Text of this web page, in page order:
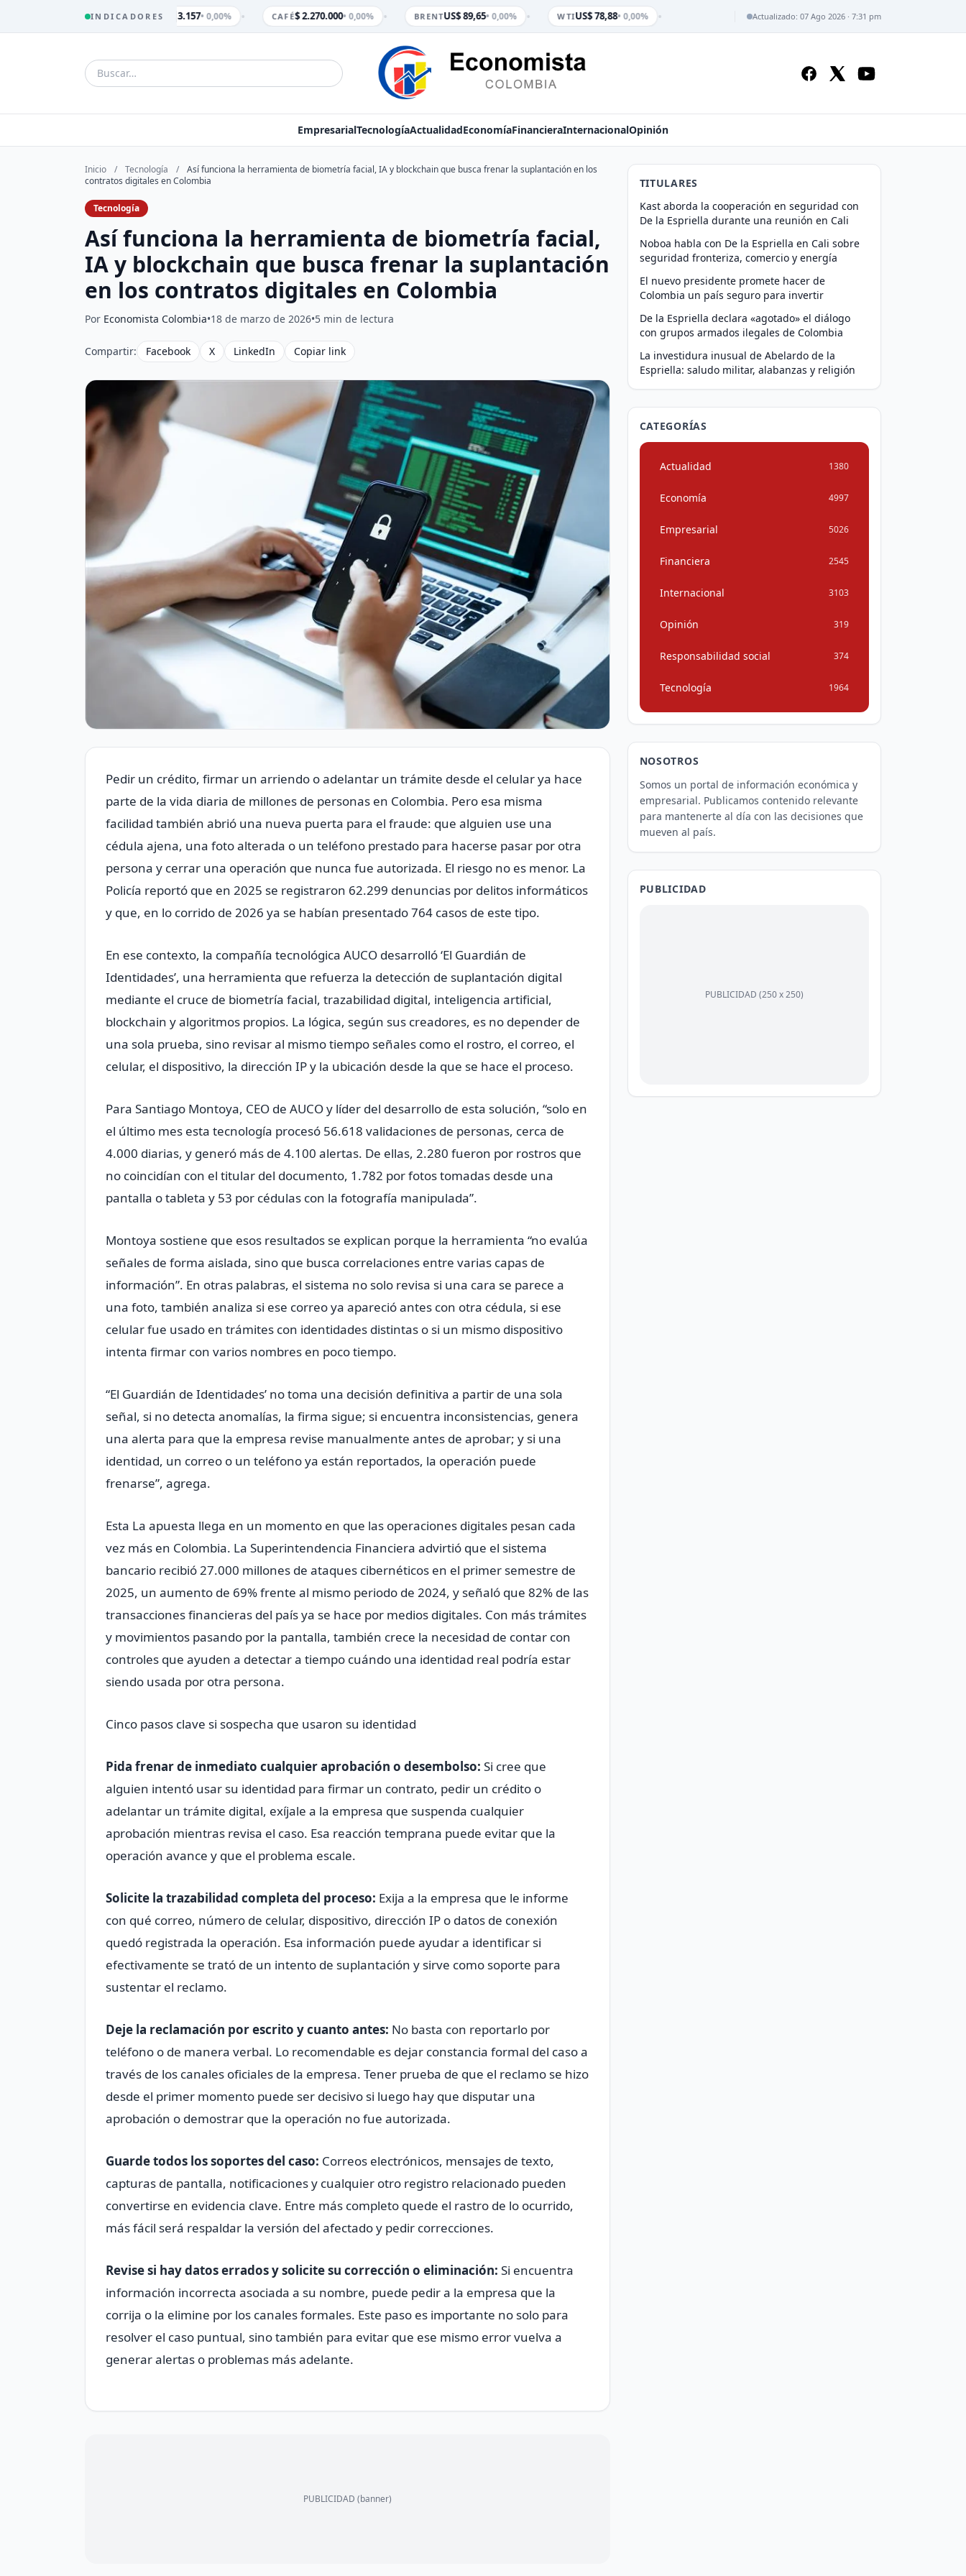
INDICADORES
TRM $ 3.157• 0,00% CAFÉ$ 2.270.000• 0,00% BRENTUS$ 89,65• 0,00% WTIUS$ 78,88• 0,00% Actualizado: 07 Ago 2026 · 7:31 pm
EmpresarialTecnologíaActualidadEconomíaFinancieraInternacionalOpinión
Inicio / Tecnología /
Así funciona la herramienta de biometría facial, IA y blockchain que busca frenar la suplantación en los
contratos digitales en Colombia
Tecnología
Así funciona la herramienta de biometría facial,
IA y blockchain que busca frenar la suplantación
en los contratos digitales en Colombia
Por Economista Colombia•18 de marzo de 2026•5 min de lectura
Compartir: Facebook X LinkedIn Copiar link
Pedir un crédito, firmar un arriendo o adelantar un trámite desde el celular ya hace
parte de la vida diaria de millones de personas en Colombia. Pero esa misma
facilidad también abrió una nueva puerta para el fraude: que alguien use una
cédula ajena, una foto alterada o un teléfono prestado para hacerse pasar por otra
persona y cerrar una operación que nunca fue autorizada. El riesgo no es menor. La
Policía reportó que en 2025 se registraron 62.299 denuncias por delitos informáticos
y que, en lo corrido de 2026 ya se habían presentado 764 casos de este tipo.
En ese contexto, la compañía tecnológica AUCO desarrolló ‘El Guardián de
Identidades’, una herramienta que refuerza la detección de suplantación digital
mediante el cruce de biometría facial, trazabilidad digital, inteligencia artificial,
blockchain y algoritmos propios. La lógica, según sus creadores, es no depender de
una sola prueba, sino revisar al mismo tiempo señales como el rostro, el correo, el
celular, el dispositivo, la dirección IP y la ubicación desde la que se hace el proceso.
Para Santiago Montoya, CEO de AUCO y líder del desarrollo de esta solución, “solo en
el último mes esta tecnología procesó 56.618 validaciones de personas, cerca de
4.000 diarias, y generó más de 4.100 alertas. De ellas, 2.280 fueron por rostros que
no coincidían con el titular del documento, 1.782 por fotos tomadas desde una
pantalla o tableta y 53 por cédulas con la fotografía manipulada”.
Montoya sostiene que esos resultados se explican porque la herramienta “no evalúa
señales de forma aislada, sino que busca correlaciones entre varias capas de
información”. En otras palabras, el sistema no solo revisa si una cara se parece a
una foto, también analiza si ese correo ya apareció antes con otra cédula, si ese
celular fue usado en trámites con identidades distintas o si un mismo dispositivo
intenta firmar con varios nombres en poco tiempo.
“El Guardián de Identidades’ no toma una decisión definitiva a partir de una sola
señal, si no detecta anomalías, la firma sigue; si encuentra inconsistencias, genera
una alerta para que la empresa revise manualmente antes de aprobar; y si una
identidad, un correo o un teléfono ya están reportados, la operación puede
frenarse”, agrega.
Esta La apuesta llega en un momento en que las operaciones digitales pesan cada
vez más en Colombia. La Superintendencia Financiera advirtió que el sistema
bancario recibió 27.000 millones de ataques cibernéticos en el primer semestre de
2025, un aumento de 69% frente al mismo periodo de 2024, y señaló que 82% de las
transacciones financieras del país ya se hace por medios digitales. Con más trámites
y movimientos pasando por la pantalla, también crece la necesidad de contar con
controles que ayuden a detectar a tiempo cuándo una identidad real podría estar
siendo usada por otra persona.
Cinco pasos clave si sospecha que usaron su identidad
Pida frenar de inmediato cualquier aprobación o desembolso: Si cree que
alguien intentó usar su identidad para firmar un contrato, pedir un crédito o
adelantar un trámite digital, exíjale a la empresa que suspenda cualquier
aprobación mientras revisa el caso. Esa reacción temprana puede evitar que la
operación avance y que el problema escale.
Solicite la trazabilidad completa del proceso: Exija a la empresa que le informe
con qué correo, número de celular, dispositivo, dirección IP o datos de conexión
quedó registrada la operación. Esa información puede ayudar a identificar si
efectivamente se trató de un intento de suplantación y sirve como soporte para
sustentar el reclamo.
Deje la reclamación por escrito y cuanto antes: No basta con reportarlo por
teléfono o de manera verbal. Lo recomendable es dejar constancia formal del caso a
través de los canales oficiales de la empresa. Tener prueba de que el reclamo se hizo
desde el primer momento puede ser decisivo si luego hay que disputar una
aprobación o demostrar que la operación no fue autorizada.
Guarde todos los soportes del caso: Correos electrónicos, mensajes de texto,
capturas de pantalla, notificaciones y cualquier otro registro relacionado pueden
convertirse en evidencia clave. Entre más completo quede el rastro de lo ocurrido,
más fácil será respaldar la versión del afectado y pedir correcciones.
Revise si hay datos errados y solicite su corrección o eliminación: Si encuentra
información incorrecta asociada a su nombre, puede pedir a la empresa que la
corrija o la elimine por los canales formales. Este paso es importante no solo para
resolver el caso puntual, sino también para evitar que ese mismo error vuelva a
generar alertas o problemas más adelante.
PUBLICIDAD (banner)
TITULARES
Kast aborda la cooperación en seguridad con
De la Espriella durante una reunión en Cali
Noboa habla con De la Espriella en Cali sobre
seguridad fronteriza, comercio y energía
El nuevo presidente promete hacer de
Colombia un país seguro para invertir
De la Espriella declara «agotado» el diálogo
con grupos armados ilegales de Colombia
La investidura inusual de Abelardo de la
Espriella: saludo militar, alabanzas y religión
CATEGORÍAS
Actualidad 1380
Economía 4997
Empresarial 5026
Financiera 2545
Internacional 3103
Opinión 319
Responsabilidad social 374
Tecnología 1964
NOSOTROS
Somos un portal de información económica y
empresarial. Publicamos contenido relevante
para mantenerte al día con las decisiones que
mueven al país.
PUBLICIDAD
PUBLICIDAD (250 x 250)